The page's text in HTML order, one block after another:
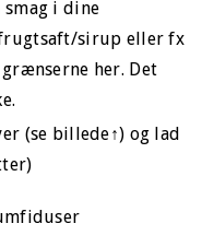
smag i dine
sirup eller fx
her. Det
(se billede↑) og lad